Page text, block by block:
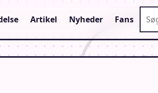
Artikel Nyheder Fans